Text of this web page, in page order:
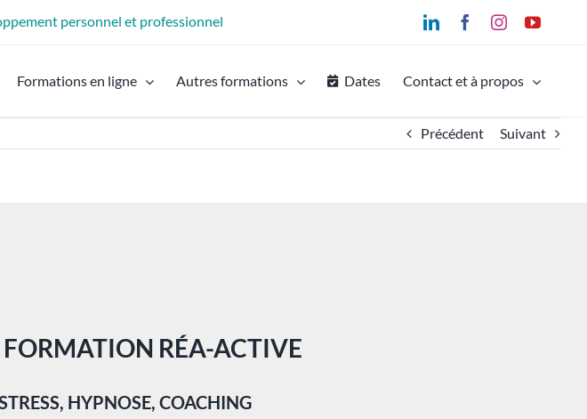
personnel et professionnel LinkedInFacebookInstagram
Formations en ligne Autres formations Dates Contact et à propos
Précédent Suivant
FORMATION RÉA-ACTIVE
HYPNOSE, COACHING